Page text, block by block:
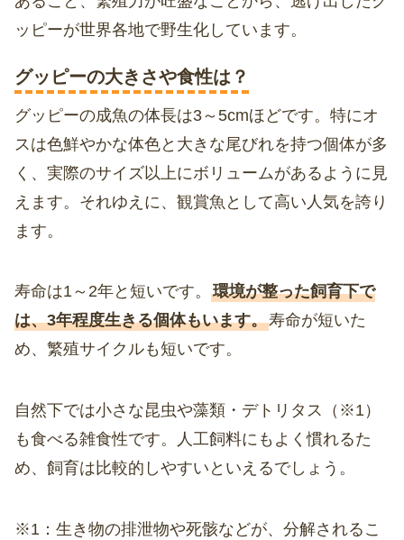
ッピーが世界各地で野生化しています。
グッピーの大きさや食性は？
グッピーの成魚の体長は3～5cmほどです。特にオ
スは色鮮やかな体色と大きな尾びれを持つ個体が多
く、実際のサイズ以上にボリュームがあるように見
えます。それゆえに、観賞魚として高い人気を誇り
ます。
寿命は1～2年と短いです。 環境が整った飼育下で
は、3年程度生きる個体もいます。寿命が短いた
め、繁殖サイクルも短いです。
自然下では小さな昆虫や藻類・デトリタス（※1）
も食べる雑食性です。人工飼料にもよく慣れるた
め、飼育は比較的しやすいといえるでしょう。
※1：生き物の排泄物や死骸などが、分解されるこ